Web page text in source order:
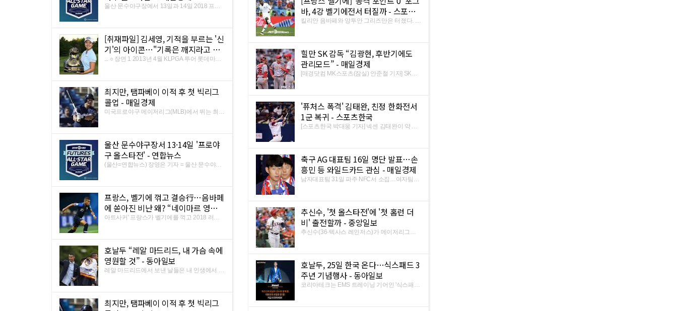
울산 문수야구장에서 13일과 14일 2018 프로
에서 열리는 것은 처음이다. 13일 올스타 프라
이데이에는 퓨처스 팬 사인회, 퓨처스 올스타전
(오후 5시), 퍼펙트 피처, 홈런 ...
[취재파일] 김세영, 기적을 부르는 '신
기'의 아이콘…"기록은 깨지라고 있
는 것" - SBS뉴스
... ○ 장면 1 2013년 4월 KLPGA 투어 롯데마트
이글로 극적인 역전 우승. (KLPGA 투어 데뷔
첫 우승) ○ 장면 2 2013년 9월 KLPGA 투어 한
화금융클래식 최종라운드.
최지만, 탬파베이 이적 후 첫 빅리그
콜업 - 매일경제
미국프로야구 메이저리그(MLB)에서 뛰는 최지
로리다주 세인트피터즈버그 트로피카나 필드
에서 열릴 디트로이트 타이거스와 홈경기에 앞
서 최지만을 액티브(25인) ...
울산 문수야구장서 13·14일 '프로야
구 올스타전' - 연합뉴스
(울산=연합뉴스) 장영은 기자 = 울산 문수야구
프로야구 올스타전이 울산에서 열리는 것은 처
음이다. 울산시는 경기장을 제공하고 대회 홍보
와 방문객 불편 최소화 등을 ...
프랑스, 벨기에 꺾고 결승行…음바페
에 쏟아진 비난 왜? “네이마르 영향
받은 듯” - 동아일보
아트사커' 프랑스가 벨기에를 꺽고 2018 러시
바페(20·파리 생제르맹)는 찬사 대신 비난의 대
상이 됐다. 프랑스는 11일(이하 한국시간) 러시
아 상트페테르부르크의 ...
호날두 “레알 마드리드, 내 가슴 속에
영원할 것” - 동아일보
레알 마드리드에서 보낸 날들은 내 인생에서 가
두가 레알 마드리드(스페인) 팬들을 향한 장문
의 편지로 작별을 고했다. 호날두는 이적이 발
최지만, 탬파베이 이적 후 첫 빅리그
스 이니에스타(34)가 빗셀 ...
바, 4강 벨기에전서 터질까 - 스포츠
한국
킬리안 음바페와 앙투안 그리즈만은 터졌다. 이
우승에 도전하는 프랑스가 11일 오전 3시(이하
한국시각) 러시아 상트페테르부르크에 위치한
상트페테르부르크 스타디움 ...
힐만 SK 감독 “김광현, 후반기에도
관리모드” - 매일경제
[매경닷컴 MK스포츠(잠실) 안준철 기자] SK와
잠실구장에서 열리는 LG트윈스와의 전반기 마
지막 3연전 첫 경기를 앞두고 취재진과 만나 김
광현 관리에 대해 말했다.
'퓨처스 폭격' 김태완, 친정 한화전서
1군 복귀 - 스포츠한국
[스포츠한국 박대웅 기자] 넥센 김태완이 약 두
반기 마지막 3연전을 앞두고 김태완을 1군에
등록시켰다. 전날 허정협의 2군행으로 생긴 자
리를 대신 채우게 됐다.
축구 AG 대표팀 16일 명단 발표…손
흥민 등 와일드카드 관심 - 매일경제
남자대표팀 31일 파주 NFC서 소집…여자팀은
메달 사냥을 위한 본격적인 여정을 시작한다.
대한축구협회는 10일 "오는 16일 오전 10시 축
구회관 2층 회의실에서 남녀 ...
추신수, '첫 올스타전'에 '첫 홈런 더
비' 출전할까 - 중앙일보
추신수(36·텍사스 레인저스)가 메이저리그
추신수. [USA 투데이 스포츠=연합뉴스]. 텍사
스 지역지 '댈러스모닝뉴스'는 10일 "추신수가
MLB 사무국의 지인으로부터 홈런 ...
호날두, 25일 한국 온다…식스패드 3
주년 기념행사 - 동아일보
코리아테크는 EMS 트레이닝 기어인 '식스패
호날두 선수와 함께 하는 캠페인을 국내에서 개